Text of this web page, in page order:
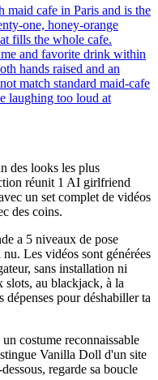
maid cafe in Paris and is the
one, honey-orange
fills the whole cafe.
and favorite drink within
hands raised and an
match standard maid-cafe
laughing too loud at
des looks les plus
réunit 1 AI girlfriend
un set complet de vidéos
des coins.
a 5 niveaux de pose
Les vidéos sont générées
sans installation ni
slots, au blackjack, à la
pour déshabiller ta
costume reconnaissable
Vanilla Doll d'un site
regarde sa boucle